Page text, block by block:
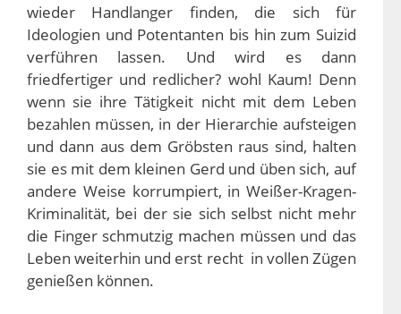
wieder Handlanger finden, die sich für
Ideologien und Potentanten bis hin zum Suizid
verführen lassen. Und wird es dann
friedfertiger und redlicher? wohl Kaum! Denn
wenn sie ihre Tätigkeit nicht mit dem Leben
bezahlen müssen, in der Hierarchie aufsteigen
und dann aus dem Gröbsten raus sind, halten
sie es mit dem kleinen Gerd und üben sich, auf
andere Weise korrumpiert, in Weißer-Kragen-
Kriminalität, bei der sie sich selbst nicht mehr
die Finger schmutzig machen müssen und das
Leben weiterhin und erst recht in vollen Zügen
genießen können.